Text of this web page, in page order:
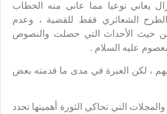
يعاني نوعيا مما عانى منه الخطاب
الشعائري فقط للقضية ، وعدم
من حيث الأحداث التي حصلت والنصوص
عليه السلام .
، لكن العبرة في مدى ما قدمته بعض
التي تحاكي الثورة أهميتها تحدد